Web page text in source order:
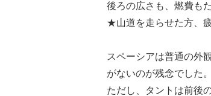
後ろの広さも、燃費も
★山道を走らせた方、
スペーシアは普通の外
がないのが残念でした。
ただし、タントは前後